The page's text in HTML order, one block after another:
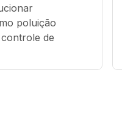
poluição
de